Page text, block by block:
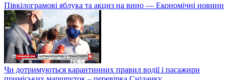
Півкілограмові яблука та акциз на вино — Економічні новини
Чи дотримуються карантинних правил водії і пасажири